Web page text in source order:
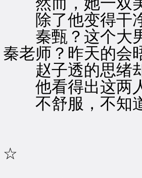
除了他变得干
秦甄？这个大男
秦老师？昨天的
赵子透的思绪却
他看得出这两
不舒服，不知道
☆